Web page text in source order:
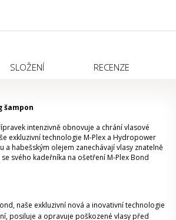
SLOŽENÍ RECENZE
šampon
intenzivně obnovuje a chrání vlasové
exkluzivní technologie M-Plex a Hydropower
a habešským olejem zanechávají vlasy znatelně
svého kadeřníka na ošetření M-Plex Bond
naše exkluzivní nová a inovativní technologie
posiluje a opravuje poškozené vlasy před